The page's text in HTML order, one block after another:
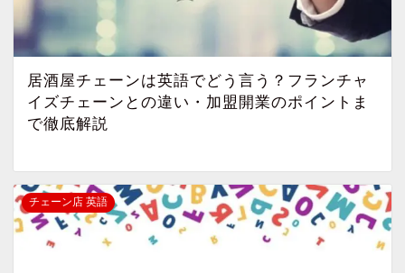
居酒屋チェーンは英語でどう言う？フランチャ
イズチェーンとの違い・加盟開業のポイントま
で徹底解説
チェーン店 英語